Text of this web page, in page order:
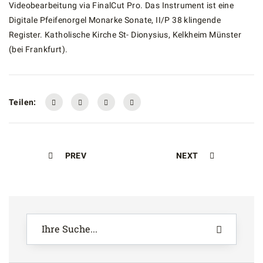
Videobearbeitung via FinalCut Pro. Das Instrument ist eine
Digitale Pfeifenorgel Monarke Sonate, II/P 38 klingende
Register. Katholische Kirche St- Dionysius, Kelkheim Münster
(bei Frankfurt).
Teilen:
NEXT
PREV